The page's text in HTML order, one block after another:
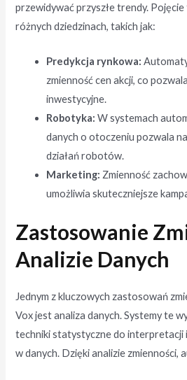
przewidywać przyszłe trendy.
różnych dziedzinach, takich jak:
Predykcja rynkowa:
zmienność cen akcji, co
inwestycyjne.
Robotyka: W systemach
danych o otoczeniu pozwala
działań robotów.
Marketing: Zmienność
umożliwia skuteczniejsze
Zastosowanie
Analizie Danych
Jednym z kluczowych zastosowań
Vox jest analiza danych. Systemy te
techniki statystyczne do interpretacji
w danych. Dzięki analizie zmienności,